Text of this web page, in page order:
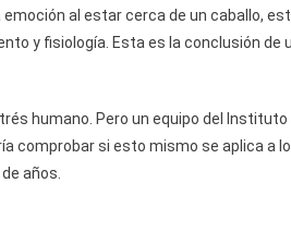
al estar cerca de un caballo,
y fisiología. Esta es la conclusión de
humano. Pero un equipo del
comprobar si esto mismo se aplica a
años.